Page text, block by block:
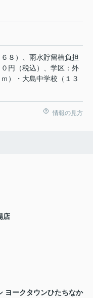
６８）、雨水貯留槽負担
円（税込）、学区：外
）・大島中学校（１３
情報の見方
店
ヨークタウンひたちなか